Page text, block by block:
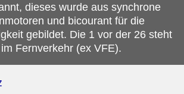
dieses wurde aus synchrone
und bicourant für die
gebildet. Die 1 vor der 26 steht
Fernverkehr (ex VFE).